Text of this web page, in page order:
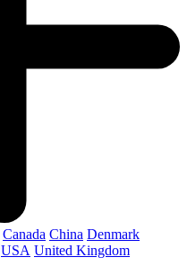
Canada China Denmark
USA United Kingdom